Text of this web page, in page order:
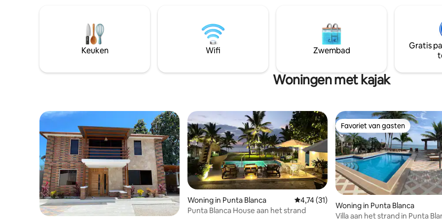
strand naar het nachtleven van
elk moment. Luister naar de
rustgevende muziek van de zee terwijl
je dommelt. Franklin , bouwde de
boomhut.
mangroven, vis of maak
naar de nabijgelegen eilanden
walvissen kijken.
Keuken Wifi Zwembad
Gratis
Woningen met kajak
Woning in Punta Blanca Gemiddelde beoordeling van 4,74 op 5, 31
4,74 (31)
Punta Blanca House aan het strand
Favoriet van gasten
Favoriet van gasten
Woning in Punta Blanca
Villa aan het strand in Punta